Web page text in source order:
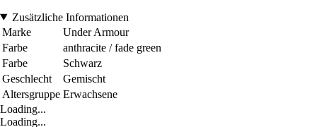
Zusätzliche Informationen
Marke
Under Armour
Farbe
anthracite / fade green
Farbe
Schwarz
Geschlecht
Gemischt
Altersgruppe Erwachsene
Loading...
Loading...